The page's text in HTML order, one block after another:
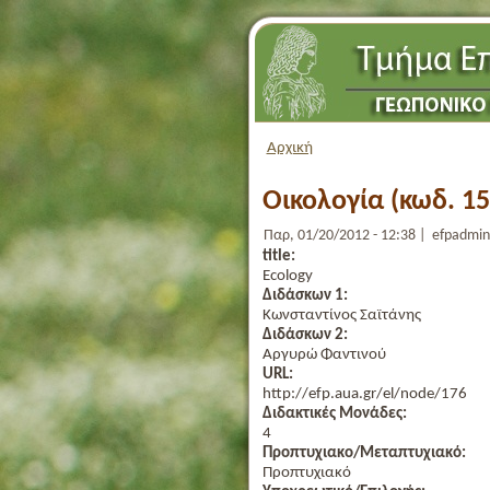
Αρχική
Οικολογία (κωδ.
Παρ, 01/20/2012 - 12:38 | efpadmin
title:
Ecology
Διδάσκων 1:
Κωνσταντίνος Σαϊτάνης
Διδάσκων 2:
Αργυρώ Φαντινού
URL:
http://efp.aua.gr/el/node/176
Διδακτικές Μονάδες:
4
Προπτυχιακο/Μεταπτυχιακό:
Προπτυχιακό